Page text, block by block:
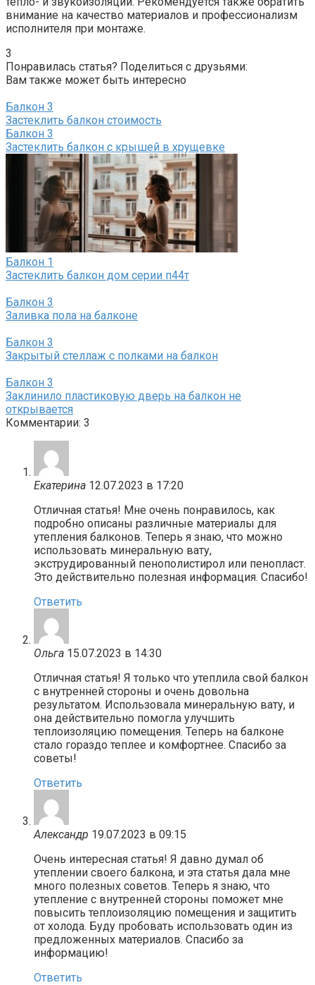
внимание на качество материалов и профессионализм
исполнителя при монтаже.
3
Понравилась статья? Поделиться с друзьями:
Вам также может быть интересно
Балкон 3
Застеклить балкон стоимость
Балкон 3
Застеклить балкон с крышей в хрущевке
Балкон 1
Застеклить балкон дом серии п44т
Балкон 3
Заливка пола на балконе
Балкон 3
Закрытый стеллаж с полками на балкон
Балкон 3
Заклинило пластиковую дверь на балкон не
открывается
Комментарии: 3
Екатерина 12.07.2023 в 17:20
Отличная статья! Мне очень понравилось, как
подробно описаны различные материалы для
утепления балконов. Теперь я знаю, что можно
использовать минеральную вату,
экструдированный пенополистирол или пенопласт.
Это действительно полезная информация. Спасибо!
Ответить
Ольга 15.07.2023 в 14:30
Отличная статья! Я только что утеплила свой балкон
с внутренней стороны и очень довольна
результатом. Использовала минеральную вату, и
она действительно помогла улучшить
теплоизоляцию помещения. Теперь на балконе
стало гораздо теплее и комфортнее. Спасибо за
советы!
Ответить
Александр 19.07.2023 в 09:15
Очень интересная статья! Я давно думал об
утеплении своего балкона, и эта статья дала мне
много полезных советов. Теперь я знаю, что
утепление с внутренней стороны поможет мне
повысить теплоизоляцию помещения и защитить
от холода. Буду пробовать использовать один из
предложенных материалов. Спасибо за
информацию!
Ответить